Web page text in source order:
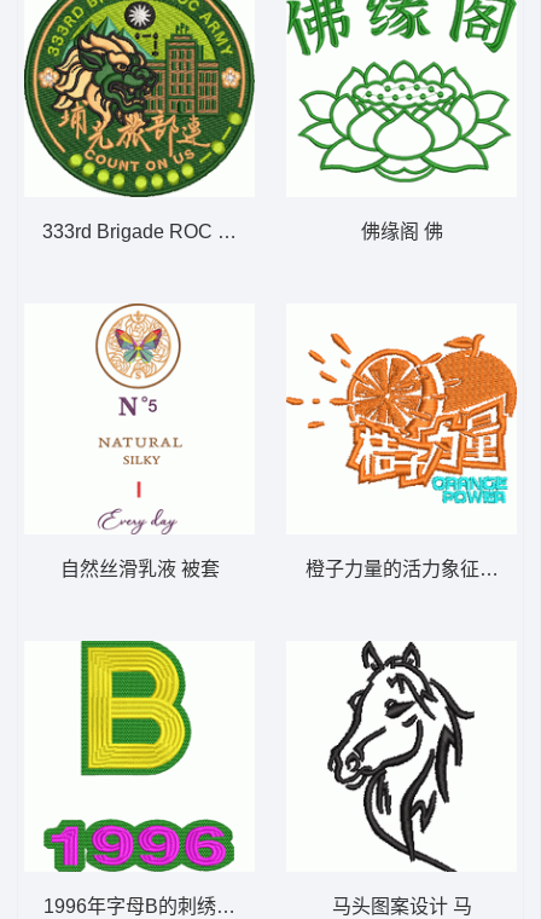
333rd Brigade ROC Army Patch 章仔
自然丝滑乳液 被套
1996年字母B的刺绣图案 蓓蕾 B
佛缘阁 佛
橙子力量的活力象征 橘子
马头图案设计 马